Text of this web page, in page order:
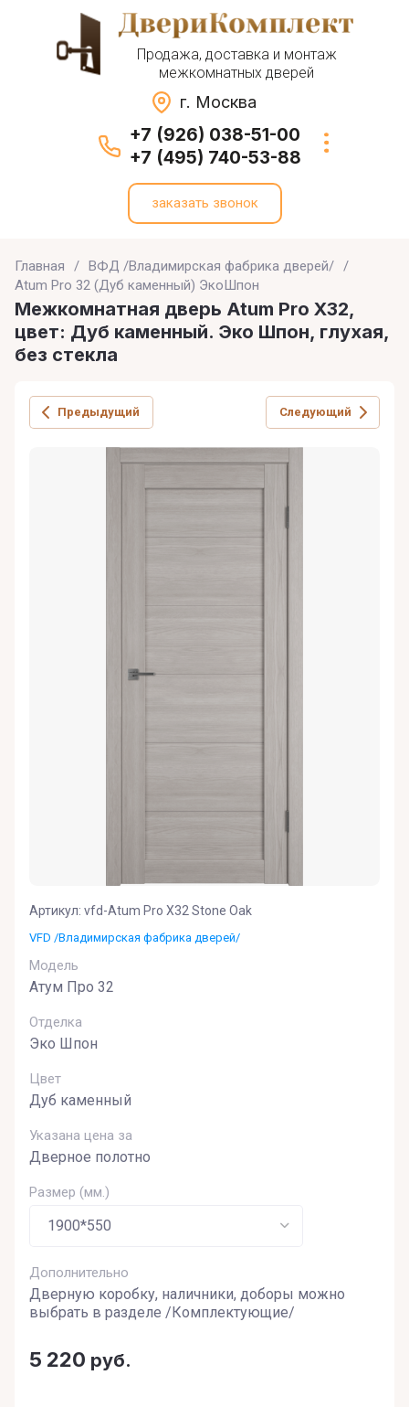
Продажа, доставка и монтаж
межкомнатных дверей
г. Москва
+7 (926) 038-51-00
+7 (495) 740-53-88
заказать звонок
Главная / ВФД /Владимирская фабрика дверей/ /
Atum Pro 32 (Дуб каменный) ЭкоШпон
Межкомнатная дверь Atum Pro X32,
цвет: Дуб каменный. Эко Шпон, глухая,
без стекла
Предыдущий Следующий
Артикул: vfd-Atum Pro X32 Stone Oak
VFD /Владимирская фабрика дверей/
Модель
Атум Про 32
Отделка
Эко Шпон
Цвет
Дуб каменный
Указана цена за
Дверное полотно
Размер (мм.)
Дополнительно
Дверную коробку, наличники, доборы можно
выбрать в разделе /Комплектующие/
5 220 руб.